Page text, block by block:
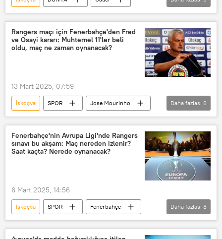
İşçi Partisi
Muhafazakar Parti (Kanada)
Yüksek Seçim Kurulu (YSK)
Avrupa
Rangers maçı için Fenerbahçe'den Fred
ve Osayi kararı: Muhtemel 11'ler beli
oldu, maç ne zaman oynanacak?
13 Mart 2025, 07:59
İskoçya SPOR
Jose Mourinho
Çağlar Söyüncü
Mert Müldür
Kadıköy
Fenerbahçe
UEFA Avrupa Ligi
rangers
Daha fazlası 6
Fenerbahçe'nin Avrupa Ligi'nde Rangers
sınavı bu akşam: Maç nereden izlenir?
Saat kaçta? Nerede oynanacak?
6 Mart 2025, 14:56
İskoçya SPOR
Fenerbahçe
Glasgow Rangers
Jose Mourinho
Ferdi Kadıoğlu
İsmail Yüksek
Daha fazlası 8